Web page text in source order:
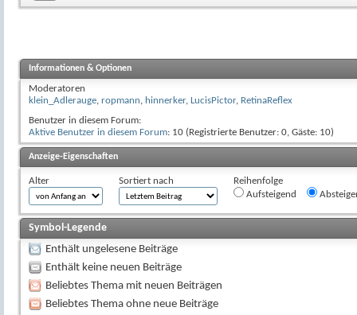
Informationen & Optionen
Moderatoren
klein_Adlerauge, ropmann, hinnerker, LucisPictor, RetinaReflex
Benutzer in diesem Forum:
Aktive Benutzer in diesem Forum: 10 (Registrierte Benutzer: 0, Gäste: 10)
Anzeige-Eigenschaften
Alter Sortiert nach
Reihenfolge
Aufsteigend
Symbol-Legende
Enthält ungelesene Beiträge
Enthält keine neuen Beiträge
Beliebtes Thema mit neuen Beiträgen
Beliebtes Thema ohne neue Beiträge